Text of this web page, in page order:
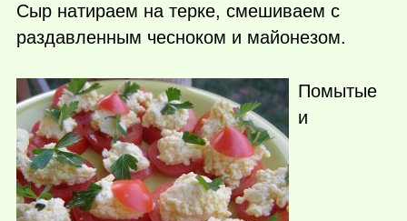
Сыр натираем на терке, смешиваем с
раздавленным чесноком и майонезом.
Помытые
и